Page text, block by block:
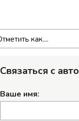
Связаться с
Ваше имя: